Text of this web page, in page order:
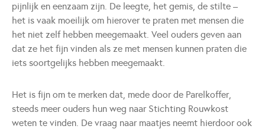
pijnlijk en eenzaam zijn. De leegte, het gemis, de stilte –
het is vaak moeilijk om hierover te praten met mensen die
het niet zelf hebben meegemaakt. Veel ouders geven aan
dat ze het fijn vinden als ze met mensen kunnen praten die
iets soortgelijks hebben meegemaakt.
Het is fijn om te merken dat, mede door de Parelkoffer,
steeds meer ouders hun weg naar Stichting Rouwkost
weten te vinden. De vraag naar maatjes neemt hierdoor ook